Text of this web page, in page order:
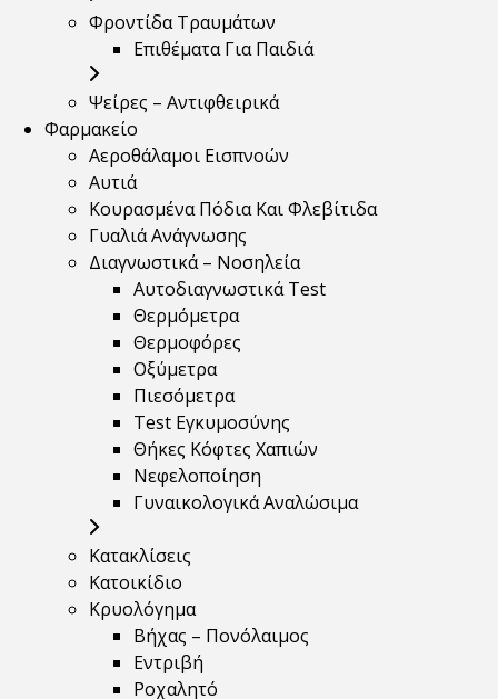
Φροντίδα Τραυμάτων
Επιθέματα Για Παιδιά
Ψείρες – Αντιφθειρικά
Φαρμακείο
Αεροθάλαμοι Εισπνοών
Αυτιά
Κουρασμένα Πόδια Και Φλεβίτιδα
Γυαλιά Ανάγνωσης
Διαγνωστικά – Νοσηλεία
Αυτοδιαγνωστικά Test
Θερμόμετρα
Θερμοφόρες
Οξύμετρα
Πιεσόμετρα
Test Εγκυμοσύνης
Θήκες Κόφτες Χαπιών
Νεφελοποίηση
Γυναικολογικά Αναλώσιμα
Κατακλίσεις
Κατοικίδιο
Κρυολόγημα
Βήχας – Πονόλαιμος
Εντριβή
Ροχαλητό